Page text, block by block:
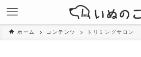
ホーム コンテンツ トリミングサロン